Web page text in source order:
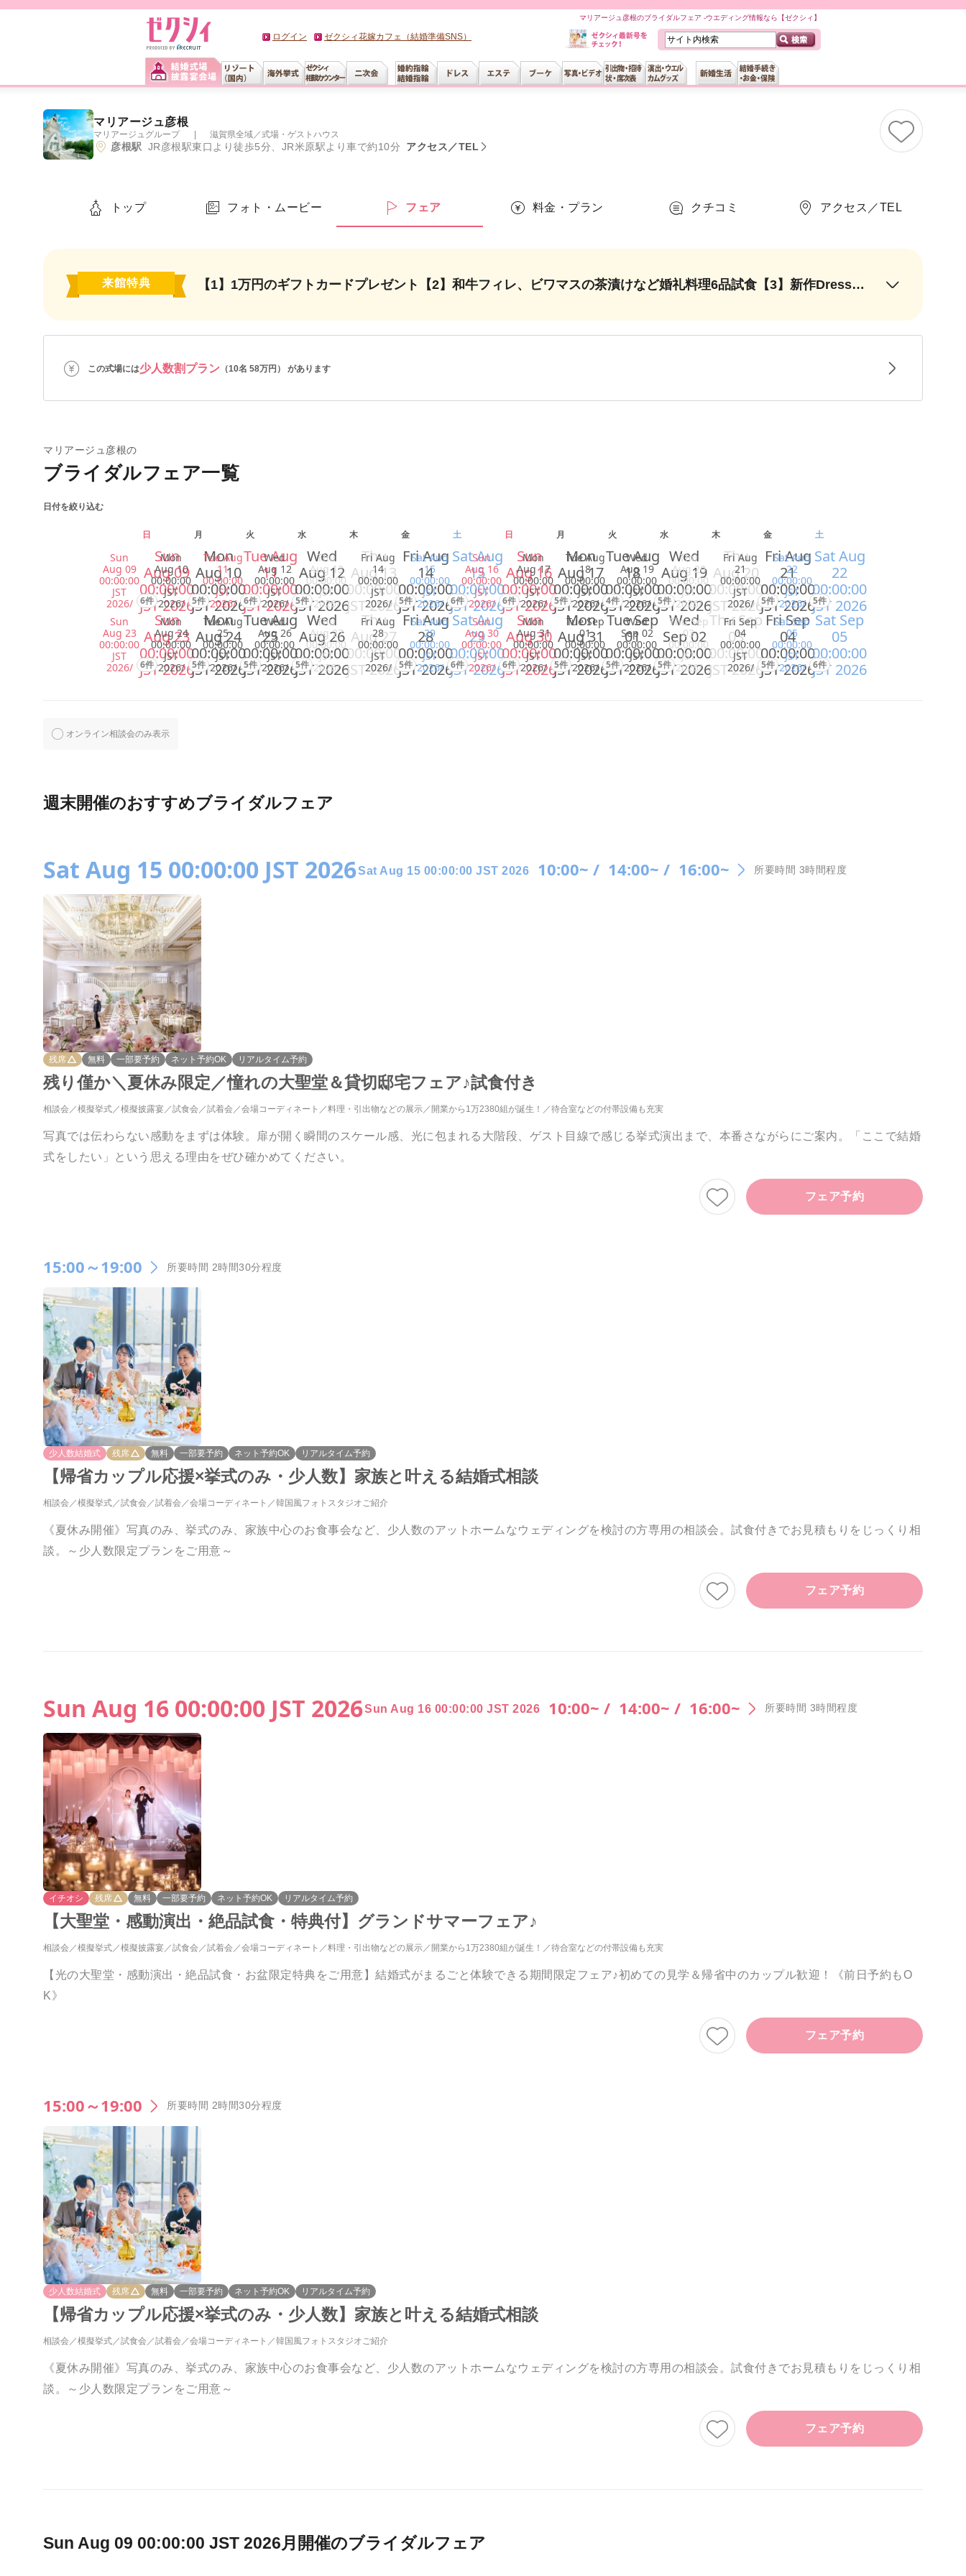
マリアージュ彦根のブライダルフェア -ウエディング情報なら【ゼクシィ】
ログイン ゼクシィ花嫁カフェ（結婚準備SNS）
マリアージュ彦根
マリアージュグループ 滋賀県全域 ／式場・ゲストハウス
彦根駅 JR彦根駅東口より徒歩5分、JR米原駅より車で約10分 アクセス／TEL
トップ フォト・ムービー フェア 料金・プラン クチコミ アクセス／TEL
来館特典 【1】1万円のギフトカードプレゼント【2】和牛フィレ、ビワマスの茶漬けなど婚礼料理6品試食【3】新作Dress試着【4】３Dマッピング＆ゴンドラ＆ランタンの３大演出他体験
この式場には少人数割プラン （10名 58万円） があります
マリアージュ彦根の
ブライダルフェア一覧
日付を絞り込む
日 月 火 水 木 金 土 日 月 火 水 木 金 土
Sun
Aug 09
00:00:00
JST
2026/
Sun
Aug 09
00:00:00
JST 2026
6件
Mon
Aug 10
00:00:00
JST
2026/
Mon
Aug 10
00:00:00
JST 2026
5件
Tue Aug
11
00:00:00
JST
2026/
Tue Aug
11
00:00:00
JST 2026
6件
Wed
Aug 12
00:00:00
JST
2026/
Wed
Aug 12
00:00:00
JST 2026
5件
Thu
Aug 13
00:00:00
JST
2026/
Thu
Aug 13
00:00:00
JST 2026
Fri Aug
14
00:00:00
JST
2026/
Fri Aug
14
00:00:00
JST 2026
5件
Sat Aug
15
00:00:00
JST
2026/
Sat Aug
15
00:00:00
JST 2026
6件
Sun
Aug 16
00:00:00
JST
2026/
Sun
Aug 16
00:00:00
JST 2026
6件
Mon
Aug 17
00:00:00
JST
2026/
Mon
Aug 17
00:00:00
JST 2026
5件
Tue Aug
18
00:00:00
JST
2026/
Tue Aug
18
00:00:00
JST 2026
4件
Wed
Aug 19
00:00:00
JST
2026/
Wed
Aug 19
00:00:00
JST 2026
5件
Thu
Aug 20
00:00:00
JST
2026/
Thu
Aug 20
00:00:00
JST 2026
Fri Aug
21
00:00:00
JST
2026/
Fri Aug
21
00:00:00
JST 2026
5件
Sat Aug
22
00:00:00
JST
2026/
Sat Aug
22
00:00:00
JST 2026
5件
Sun
Aug 23
00:00:00
JST
2026/
Sun
Aug 23
00:00:00
JST 2026
6件
Mon
Aug 24
00:00:00
JST
2026/
Mon
Aug 24
00:00:00
JST 2026
5件
Tue Aug
25
00:00:00
JST
2026/
Tue Aug
25
00:00:00
JST 2026
5件
Wed
Aug 26
00:00:00
JST
2026/
Wed
Aug 26
00:00:00
JST 2026
5件
Thu
Aug 27
00:00:00
JST
2026/
Thu
Aug 27
00:00:00
JST 2026
Fri Aug
28
00:00:00
JST
2026/
Fri Aug
28
00:00:00
JST 2026
5件
Sat Aug
29
00:00:00
JST
2026/
Sat Aug
29
00:00:00
JST 2026
6件
Sun
Aug 30
00:00:00
JST
2026/
Sun
Aug 30
00:00:00
JST 2026
6件
Mon
Aug 31
00:00:00
JST
2026/
Mon
Aug 31
00:00:00
JST 2026
5件
Tue Sep
01
00:00:00
JST
2026/
Tue Sep
01
00:00:00
JST 2026
5件
Wed
Sep 02
00:00:00
JST
2026/
Wed
Sep 02
00:00:00
JST 2026
5件
Thu Sep
03
00:00:00
JST
2026/
Thu Sep
03
00:00:00
JST 2026
Fri Sep
04
00:00:00
JST
2026/
Fri Sep
04
00:00:00
JST 2026
5件
Sat Sep
05
00:00:00
JST
2026/
Sat Sep
05
00:00:00
JST 2026
6件
オンライン相談会のみ表示
週末開催のおすすめブライダルフェア
Sat Aug 15 00:00:00 JST 2026Sat Aug 15 00:00:00 JST 2026 10:00~ / 14:00~ / 16:00~ 所要時間 3時間程度
残席 無料 一部要予約 ネット予約OK リアルタイム予約
残り僅か＼夏休み限定／憧れの大聖堂＆貸切邸宅フェア♪試食付き
相談会 模擬挙式 模擬披露宴 試食会 試着会 会場コーディネート 料理・引出物などの展示 開業から1万2380組が誕生！ 待合室などの付帯設備も充実
写真では伝わらない感動をまずは体験。扉が開く瞬間のスケール感、光に包まれる大階段、ゲスト目線で感じる挙式演出まで、本番さながらにご案内。「ここで結婚
式をしたい」という思える理由をぜひ確かめてください。
フェア予約
15:00～19:00 所要時間 2時間30分程度
少人数結婚式 残席 無料 一部要予約 ネット予約OK リアルタイム予約
【帰省カップル応援×挙式のみ・少人数】家族と叶える結婚式相談
相談会 模擬挙式 試食会 試着会 会場コーディネート 韓国風フォトスタジオご紹介
《夏休み開催》写真のみ、挙式のみ、家族中心のお食事会など、少人数のアットホームなウェディングを検討の方専用の相談会。試食付きでお見積もりをじっくり相
談。～少人数限定プランをご用意～
フェア予約
Sun Aug 16 00:00:00 JST 2026Sun Aug 16 00:00:00 JST 2026 10:00~ / 14:00~ / 16:00~ 所要時間 3時間程度
イチオシ 残席 無料 一部要予約 ネット予約OK リアルタイム予約
【大聖堂・感動演出・絶品試食・特典付】グランドサマーフェア♪
相談会 模擬挙式 模擬披露宴 試食会 試着会 会場コーディネート 料理・引出物などの展示 開業から1万2380組が誕生！ 待合室などの付帯設備も充実
【光の大聖堂・感動演出・絶品試食・お盆限定特典をご用意】結婚式がまるごと体験できる期間限定フェア♪初めての見学＆帰省中のカップル歓迎！《前日予約もO
K》
フェア予約
15:00～19:00 所要時間 2時間30分程度
少人数結婚式 残席 無料 一部要予約 ネット予約OK リアルタイム予約
【帰省カップル応援×挙式のみ・少人数】家族と叶える結婚式相談
相談会 模擬挙式 試食会 試着会 会場コーディネート 韓国風フォトスタジオご紹介
《夏休み開催》写真のみ、挙式のみ、家族中心のお食事会など、少人数のアットホームなウェディングを検討の方専用の相談会。試食付きでお見積もりをじっくり相
談。～少人数限定プランをご用意～
フェア予約
Sun Aug 09 00:00:00 JST 2026月開催のブライダルフェア